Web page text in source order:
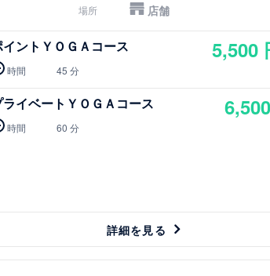
新御茶ノ水駅（千代田線）Ｂ３
御茶ノ水駅（JR中央線・JR総
御茶ノ水橋口から徒歩１０分
場所 店舗
ントＹＯＧＡコース
時間 45 分
5,500
ライベートＹＯＧＡコース
時間 60 分
詳細を見る